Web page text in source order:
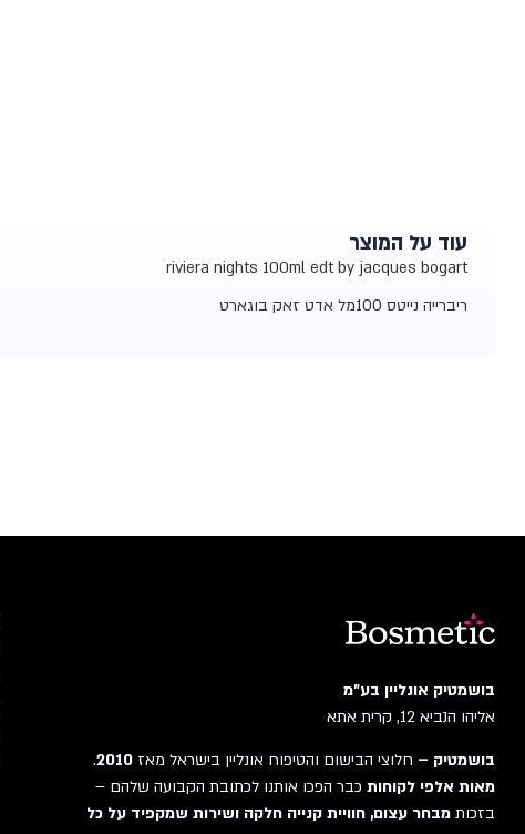
עוד על המוצר
riviera nights 100ml edt by jacques bogart
ריברייה נייטס 100מל אדט זאק בוגארט
בושמטיק אונליין בע"מ
אליהו הנביא 12, קרית אתא
בושמטיק – חלוצי הבישום והטיפוח אונליין בישראל מאז 2010
.
מאות אלפי לקוחות כבר הפכו אותנו לכתובת הקבועה שלהם –
בזכות מבחר עצום, חוויית קנייה חלקה ושירות שמקפיד על כל